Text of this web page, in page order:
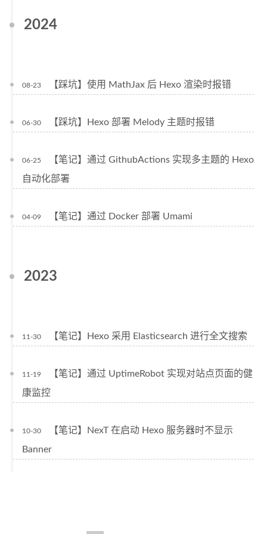
2024
08-23 【踩坑】使用 MathJax 后 Hexo 渲染时报错
06-30 【踩坑】Hexo 部署 Melody 主题时报错
06-25
【笔记】通过 GithubActions 实现多主题的 Hexo
自动化部署
04-09 【笔记】通过 Docker 部署 Umami
2023
11-30 【笔记】Hexo 采用 Elasticsearch 进行全文搜索
11-19
【笔记】通过 UptimeRobot 实现对站点页面的健
康监控
10-30
【笔记】NexT 在启动 Hexo 服务器时不显示
Banner